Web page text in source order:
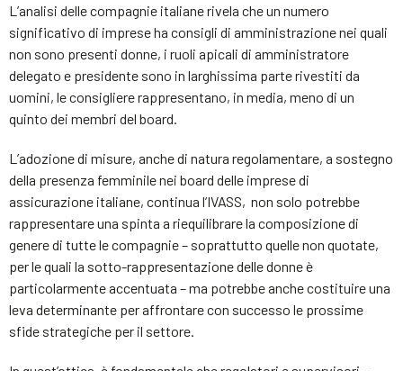
L’analisi delle compagnie italiane rivela che un numero
significativo di imprese ha consigli di amministrazione nei quali
non sono presenti donne, i ruoli apicali di amministratore
delegato e presidente sono in larghissima parte rivestiti da
uomini, le consigliere rappresentano, in media, meno di un
quinto dei membri del board.
L’adozione di misure, anche di natura regolamentare, a sostegno
della presenza femminile nei board delle imprese di
assicurazione italiane, continua l’IVASS, non solo potrebbe
rappresentare una spinta a riequilibrare la composizione di
genere di tutte le compagnie – soprattutto quelle non quotate,
per le quali la sotto-rappresentazione delle donne è
particolarmente accentuata – ma potrebbe anche costituire una
leva determinante per affrontare con successo le prossime
sfide strategiche per il settore.